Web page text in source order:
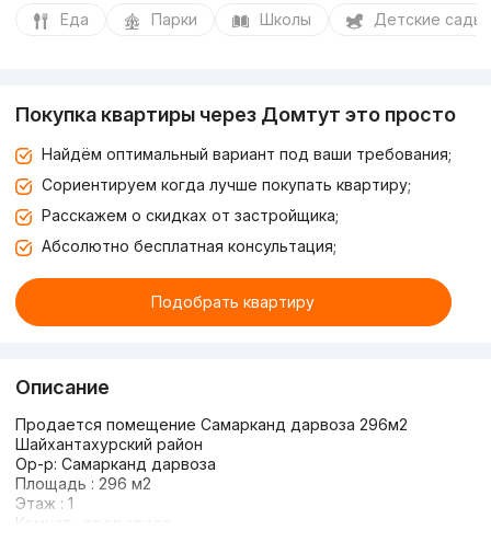
Еда Парки Школы Детские сады
Покупка квартиры через Домтут это просто
Найдём оптимальный вариант под ваши требования;
Сориентируем когда лучше покупать квартиру;
Расскажем о скидках от застройщика;
Абсолютно бесплатная консультация;
Подобрать квартиру
Описание
Продается помещение Самарканд дарвоза 296м2
Шайхантахурский район
Ор-р: Самарканд дарвоза
Площадь : 296 м2
Этаж : 1
Комнат : open space